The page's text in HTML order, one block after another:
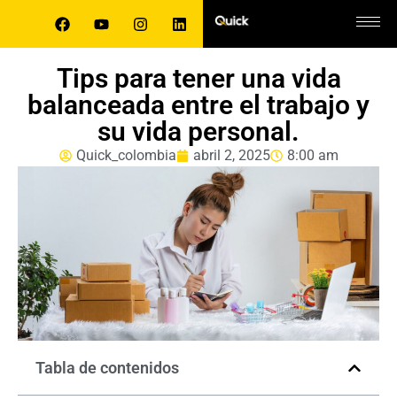
Tips para tener una vida
balanceada entre el trabajo y
su vida personal.
Quick_colombia abril 2, 2025 8:00 am
Tabla de contenidos